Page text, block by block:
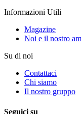
Informazioni Utili
Magazine
Noi e il nostro
Su di noi
Contattaci
Chi siamo
Il nostro gruppo
Seguici su